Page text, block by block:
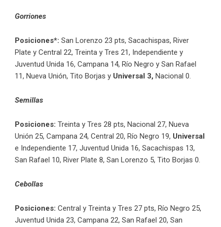
Gorriones
Posiciones*: San Lorenzo 23 pts, Sacachispas, River
Plate y Central 22, Treinta y Tres 21, Independiente y
Juventud Unida 16, Campana 14, Río Negro y San Rafael
11, Nueva Unión, Tito Borjas y Universal 3, Nacional 0.
Semillas
Posiciones: Treinta y Tres 28 pts, Nacional 27, Nueva
Unión 25, Campana 24, Central 20, Río Negro 19, Universal
e Independiente 17, Juventud Unida 16, Sacachispas 13,
San Rafael 10, River Plate 8, San Lorenzo 5, Tito Borjas 0.
Cebollas
Posiciones: Central y Treinta y Tres 27 pts, Río Negro 25,
Juventud Unida 23, Campana 22, San Rafael 20, San